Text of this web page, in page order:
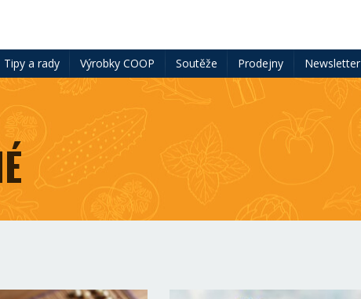
Tipy a rady Výrobky COOP Soutěže Prodejny Newsletter